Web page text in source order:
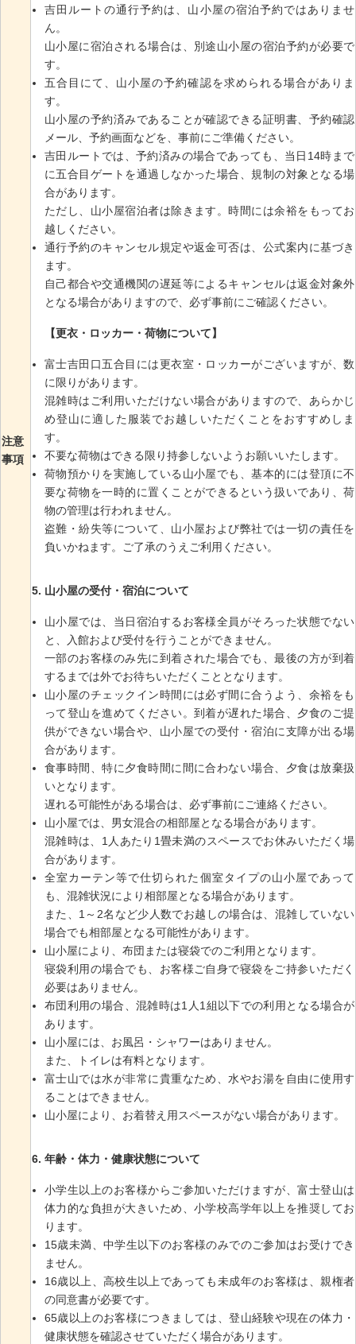
注意
事項
吉田ルートの通行予約は、山小屋の宿泊予約ではありませ
ん。
山小屋に宿泊される場合は、別途山小屋の宿泊予約が必要で
す。
五合目にて、山小屋の予約確認を求められる場合がありま
す。
山小屋の予約済みであることが確認できる証明書、予約確認
メール、予約画面などを、事前にご準備ください。
吉田ルートでは、予約済みの場合であっても、当日14時まで
に五合目ゲートを通過しなかった場合、規制の対象となる場
合があります。
ただし、山小屋宿泊者は除きます。時間には余裕をもってお
越しください。
通行予約のキャンセル規定や返金可否は、公式案内に基づき
ます。
自己都合や交通機関の遅延等によるキャンセルは返金対象外
となる場合がありますので、必ず事前にご確認ください。
【更衣・ロッカー・荷物について】
富士吉田口五合目には更衣室・ロッカーがございますが、数
に限りがあります。
混雑時はご利用いただけない場合がありますので、あらかじ
め登山に適した服装でお越しいただくことをおすすめしま
す。
不要な荷物はできる限り持参しないようお願いいたします。
荷物預かりを実施している山小屋でも、基本的には登頂に不
要な荷物を一時的に置くことができるという扱いであり、荷
物の管理は行われません。
盗難・紛失等について、山小屋および弊社では一切の責任を
負いかねます。ご了承のうえご利用ください。
山小屋の受付・宿泊について
山小屋では、当日宿泊するお客様全員がそろった状態でない
と、入館および受付を行うことができません。
一部のお客様のみ先に到着された場合でも、最後の方が到着
するまでは外でお待ちいただくこととなります。
山小屋のチェックイン時間には必ず間に合うよう、余裕をも
って登山を進めてください。到着が遅れた場合、夕食のご提
供ができない場合や、山小屋での受付・宿泊に支障が出る場
合があります。
食事時間、特に夕食時間に間に合わない場合、夕食は放棄扱
いとなります。
遅れる可能性がある場合は、必ず事前にご連絡ください。
山小屋では、男女混合の相部屋となる場合があります。
混雑時は、1人あたり1畳未満のスペースでお休みいただく場
合があります。
全室カーテン等で仕切られた個室タイプの山小屋であって
も、混雑状況により相部屋となる場合があります。
また、1～2名など少人数でお越しの場合は、混雑していない
場合でも相部屋となる可能性があります。
山小屋により、布団または寝袋でのご利用となります。
寝袋利用の場合でも、お客様ご自身で寝袋をご持参いただく
必要はありません。
布団利用の場合、混雑時は1人1組以下での利用となる場合が
あります。
山小屋には、お風呂・シャワーはありません。
また、トイレは有料となります。
富士山では水が非常に貴重なため、水やお湯を自由に使用す
ることはできません。
山小屋により、お着替え用スペースがない場合があります。
年齢・体力・健康状態について
小学生以上のお客様からご参加いただけますが、富士登山は
体力的な負担が大きいため、小学校高学年以上を推奨してお
ります。
15歳未満、中学生以下のお客様のみでのご参加はお受けでき
ません。
16歳以上、高校生以上であっても未成年のお客様は、親権者
の同意書が必要です。
65歳以上のお客様につきましては、登山経験や現在の体力・
健康状態を確認させていただく場合があります。